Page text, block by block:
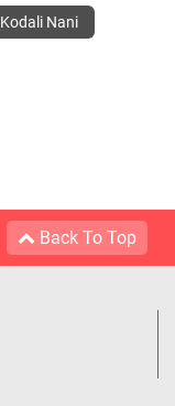
Kodali Nani
Back To Top